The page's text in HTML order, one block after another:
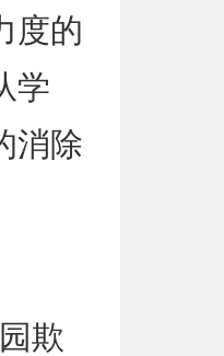
度的
学
消除
欺